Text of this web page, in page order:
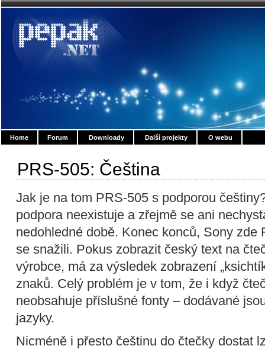
Home Forum Downloady Další projekty O webu
PRS-505: Čeština
Jak je na tom PRS-505 s podporou
podpora neexistuje a zřejmě se ani
nedohledné době. Konec konců, Sony zde
se snažili. Pokus zobrazit český text na
výrobce, má za výsledek zobrazení
znaků. Celý problém je v tom, že i když
neobsahuje příslušné fonty – dodávané
jazyky.
Nicméně i přesto češtinu do čtečky dostat